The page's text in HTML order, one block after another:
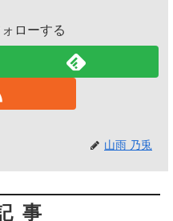
ローする
山雨 乃兎
事